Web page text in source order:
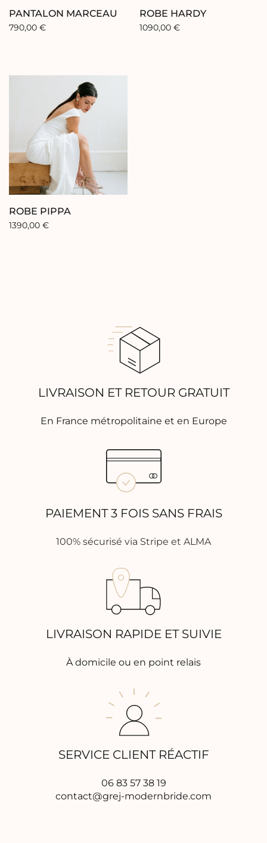
PANTALON MARCEAU
790,00 €
ROBE HARDY
1090,00 €
ROBE PIPPA
1390,00 €
LIVRAISON ET RETOUR GRATUIT
En France métropolitaine et en Europe
PAIEMENT 3 FOIS SANS FRAIS
100% sécurisé via Stripe et ALMA
LIVRAISON RAPIDE ET SUIVIE
À domicile ou en point relais
SERVICE CLIENT RÉACTIF
06 83 57 38 19
contact@grej-modernbride.com